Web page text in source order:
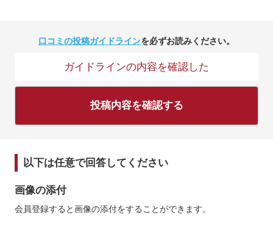
口コミの投稿ガイドラインを必ずお読みください。
ガイドラインの内容を確認した
投稿内容を確認する
以下は任意で回答してください
画像の添付
会員登録すると画像の添付をすることができます。